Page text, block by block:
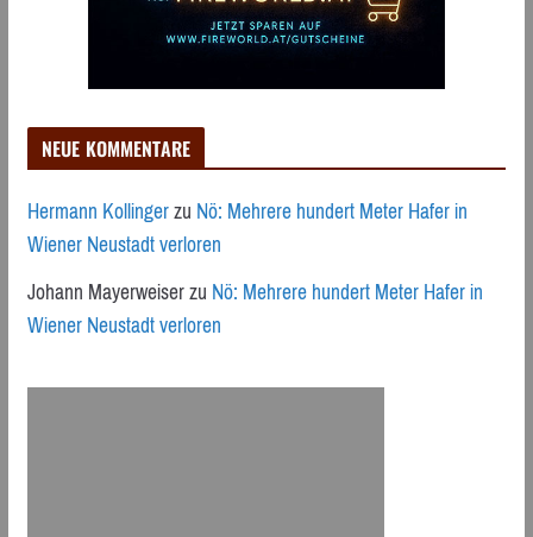
NEUE KOMMENTARE
Hermann KollingerzuNö: Mehrere hundert Meter Hafer in
Wiener Neustadt verloren
Johann MayerweiserzuNö: Mehrere hundert Meter Hafer in
Wiener Neustadt verloren